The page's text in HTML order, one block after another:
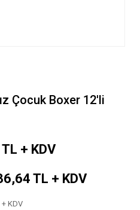
Çocuk Boxer 12'li
+ KDV
TL + KDV
+ KDV